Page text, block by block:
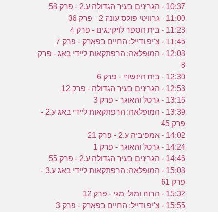
10:37 - הגרינים בעיר הגדולה ע.2 - פרק 58
11:00 - גרוויטי פולס עונה 2 - פרק 36
11:23 - בית הספר לויקינגים - פרק 4
11:46 - צ'יפ ודייל: החיים בפארק - פרק 7
12:08 - המופלאה: הרפתקאות ליידי באג - פרק
8
12:30 - בית הינשוף - פרק 6
12:53 - הגרינים בעיר הגדולה - פרק 12
13:16 - גרטל והאוגר - פרק 3
13:39 - המופלאה: הרפתקאות ליידי באג ע.2 -
פרק 45
14:02 - אמפיביה ע.2 - פרק 21
14:24 - גרטל והאוגר - פרק 1
14:46 - הגרינים בעיר הגדולה ע.2 - פרק 55
15:08 - המופלאה: הרפתקאות ליידי באג ע.3 -
פרק 61
15:32 - הרוח ומולי מגי - פרק 12
15:55 - צ'יפ ודייל: החיים בפארק - פרק 3